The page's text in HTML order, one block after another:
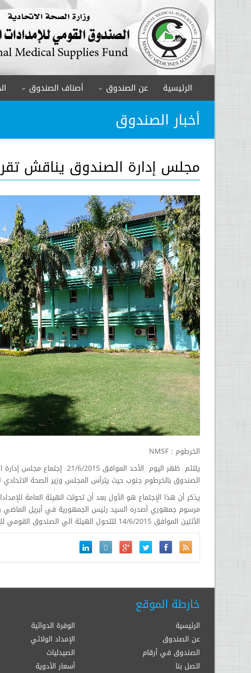
الرئيسية عن الصندوق أصناف الصندوق
أخبار الصندوق
مجلس إدارة الصندوق يناقش تقرير
الخرطوم : NMSF
الصندوق بالخرطوم جنوب حيث يترأس المجلس وزير الصحة
يذكر أن هذا الإجتماع هو الأول بعد أن تحولت الهيئة العامة
مرسوم جمهوري أصدره السيد رئيس الجمهورية في أبريل الماضي
الأثنين الموافق 14/6/2015 لتتحول الهيئة الي الصندوق القومي للإمدادات الطبية
خارطة الموقع
الرئيسية الوفرة الدوائية
عن الصندوق
الإمداد الولائي
الصندوق في أرقام
الصيدليات
اتصل بنا
أسعار الأدوية